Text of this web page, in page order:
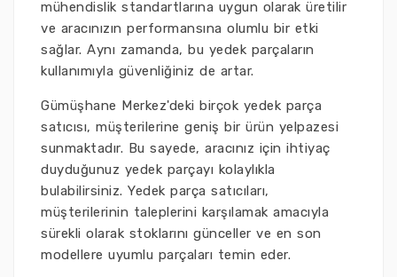
mühendislik standartlarına uygun olarak üretilir
ve aracınızın performansına olumlu bir etki
sağlar. Aynı zamanda, bu yedek parçaların
kullanımıyla güvenliğiniz de artar.
Gümüşhane Merkez'deki birçok yedek parça
satıcısı, müşterilerine geniş bir ürün yelpazesi
sunmaktadır. Bu sayede, aracınız için ihtiyaç
duyduğunuz yedek parçayı kolaylıkla
bulabilirsiniz. Yedek parça satıcıları,
müşterilerinin taleplerini karşılamak amacıyla
sürekli olarak stoklarını günceller ve en son
modellere uyumlu parçaları temin eder.